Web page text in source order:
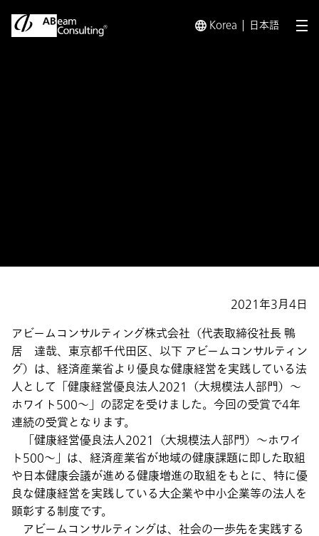
Korea 日本語 メ
2021年3月4日
アビームコンサルティング株式会社（代表取締役社長 鴨
居 達哉、東京都千代田区、以下 アビームコンサルティン
グ）は、経済産業省より優良な健康経営を実践している法
人として「健康経営優良法人2021（大規模法人部門）～
ホワイト500～」の認定を受けました。今回の受賞で4年
連続の受賞となります。
「健康経営優良法人2021（大規模法人部門）～ホワイ
ト500～」は、経済産業省が地域の健康課題に即した取組
や日本健康会議が進める健康増進の取組をもとに、特に優
良な健康経営を実践している大企業や中小企業等の法人を
顕彰する制度です。
アビームコンサルティングは、社会の一歩先を実践する